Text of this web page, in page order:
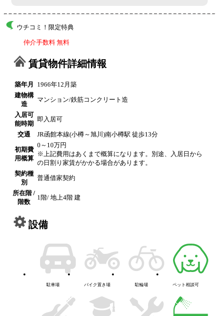
ウチコミ！限定特典
仲介手数料 無料
賃貸物件詳細情報
築年月
1966年12月築
建物構
造
マンション/鉄筋コンクリート造
入居可
能時期
即入居可
交通 JR函館本線(小樽～旭川)南小樽駅 徒歩13分
初期費
用概算
0～10万円
※上記費用はあくまで概算になります。別途、入居日から
の日割り家賃がかかる場合があります。
契約種
別
普通借家契約
所在階 /
階数
1階/ 地上4階 建
設備
駐車場 バイク置き場 駐輪場 ペット相談可